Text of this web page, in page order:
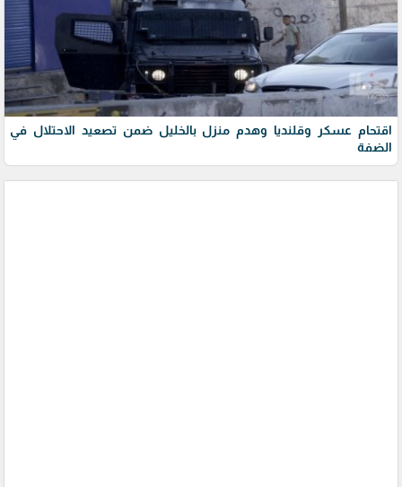
اقتحام عسكر وقلنديا وهدم منزل بالخليل ضمن تصعيد الاحتلال في
الضفة